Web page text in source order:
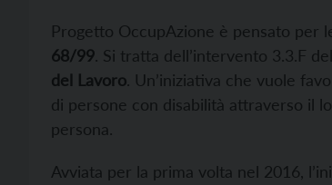
Progetto OccupAzione è pensato per
68/99. Si tratta dell’intervento 3.3.F
del Lavoro. Un’iniziativa che vuole
di persone con disabilità attraverso il
persona.
Avviata per la prima volta nel 2016,